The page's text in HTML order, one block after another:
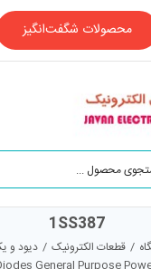
محصولات شگفت‌انگیز
1SS387
/ قطعات الکترونیک / دیود و
General Purpose